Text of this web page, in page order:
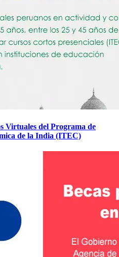
Virtuales del Programa de
de la India (ITEC)